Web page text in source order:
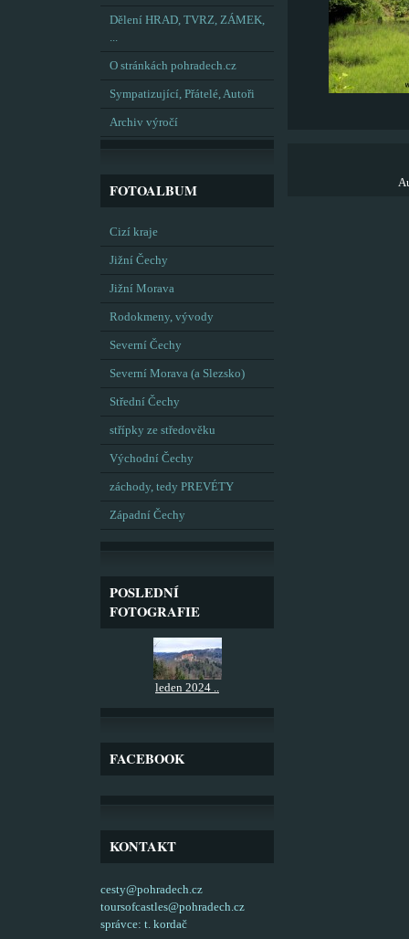
Dělení HRAD, TVRZ, ZÁMEK,
...
O stránkách pohradech.cz
Sympatizující, Přátelé, Autoři
Archiv výročí
FOTOALBUM
Cizí kraje
Jižní Čechy
Jižní Morava
Rodokmeny, vývody
Severní Čechy
Severní Morava (a Slezsko)
Střední Čechy
střípky ze středověku
Východní Čechy
záchody, tedy PREVÉTY
Západní Čechy
POSLEDNÍ
FOTOGRAFIE
leden 2024 ..
FACEBOOK
KONTAKT
cesty@pohradech.cz
toursofcastles@pohradech.cz
správce: t. kordač